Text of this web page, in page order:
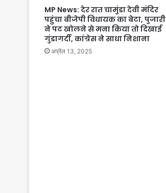
MP News: देर रात चामुंडा देवी मंदिर
पहुंचा बीजेपी विधायक का बेटा, पुजारी
ने पट खोलने से मना किया तो दिखाई
गुंडागर्दी, कांग्रेस ने साधा निशाना
अप्रैल 13, 2025